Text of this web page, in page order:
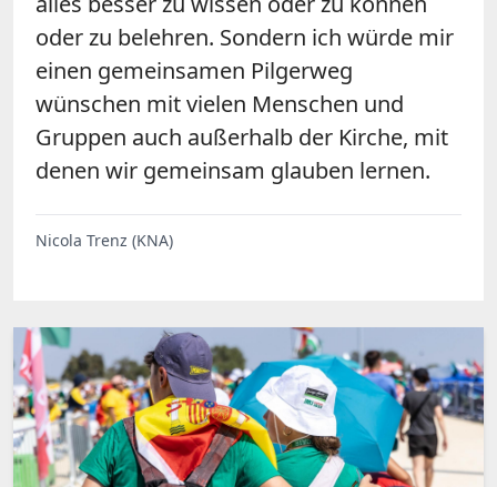
oder zu belehren. Sondern ich würde mir
einen gemeinsamen Pilgerweg
wünschen mit vielen Menschen und
Gruppen auch außerhalb der Kirche, mit
denen wir gemeinsam glauben lernen.
Nicola Trenz (KNA)